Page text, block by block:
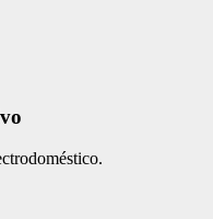
Información de las